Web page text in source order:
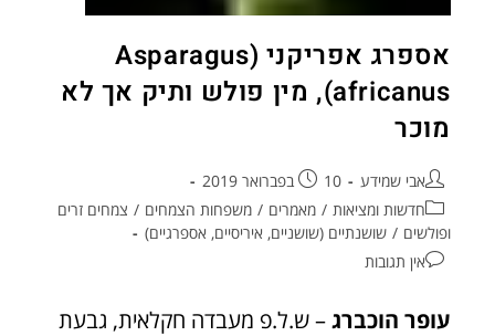
אספרג אפריקני (Asparagus
africanus), מין פולש ותיק אך לא
מוכר
אבי שמידע
10 בפברואר 2019
חדשות ומציאות / מאמרים / משפחות הצמחים / צמחים זרים
ופולשים / שושנתיים (שושניים, איריסיים, אספרגיים)
אין תגובות
עופר הוכברג– ש.ל.פ מעבדה חקלאית, גבעת